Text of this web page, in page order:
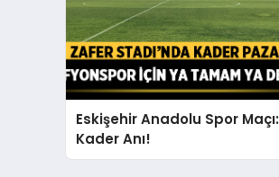
Eskişehir Anadolu Spor Maçı:
Kader Anı!